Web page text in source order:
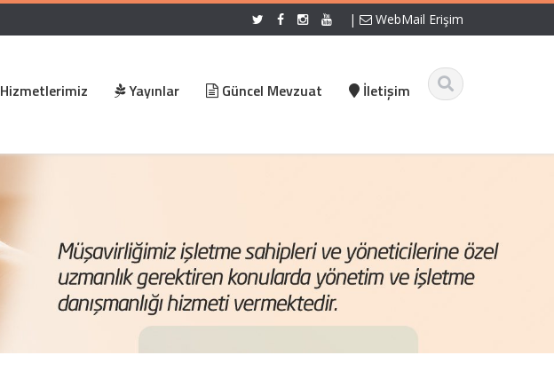
| WebMail Erişim
Hizmetlerimiz Yayınlar Güncel Mevzuat İletişim